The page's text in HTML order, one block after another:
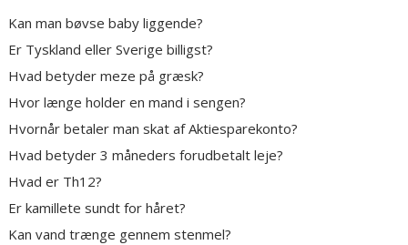
Kan man bøvse baby liggende?
Er Tyskland eller Sverige billigst?
Hvad betyder meze på græsk?
Hvor længe holder en mand i sengen?
Hvornår betaler man skat af Aktiesparekonto?
Hvad betyder 3 måneders forudbetalt leje?
Hvad er Th12?
Er kamillete sundt for håret?
Kan vand trænge gennem stenmel?